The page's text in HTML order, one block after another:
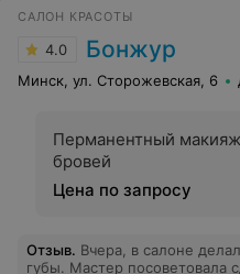
САЛОН КРАСОТЫ
4.0 Бонжур
Минск, ул. Сторожевская, 6
Перманентный макияж
бровей
Цена по запросу
Отзыв. Вчера, в салоне
губы. Мастер посоветовала